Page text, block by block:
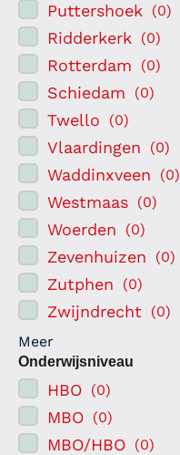
Puttershoek (0)
Ridderkerk (0)
Rotterdam (0)
Schiedam (0)
Twello (0)
Vlaardingen (0)
Waddinxveen (0)
Westmaas (0)
Woerden (0)
Zevenhuizen (0)
Zutphen (0)
Zwijndrecht (0)
Meer
Onderwijsniveau
HBO (0)
MBO (0)
MBO/HBO (0)